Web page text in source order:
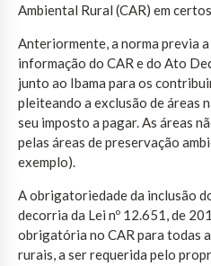
Ambiental Rural (CAR) em
Anteriormente, a norma previa
informação do CAR e do Ato
junto ao Ibama para os
pleiteando a exclusão de áreas
seu imposto a pagar. As áreas
pelas áreas de preservação
exemplo).
A obrigatoriedade da inclusão
decorria da Lei nº 12.651, de
obrigatória no CAR para todas
rurais, a ser requerida pelo